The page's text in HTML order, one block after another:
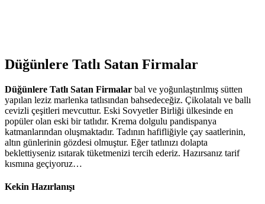
Düğünlere Tatlı Satan Firmalar
Düğünlere Tatlı Satan Firmalar bal ve yoğunlaştırılmış sütten
yapılan leziz marlenka tatlısından bahsedeceğiz. Çikolatalı ve ballı
cevizli çeşitleri mevcuttur. Eski Sovyetler Birliği ülkesinde en
popüler olan eski bir tatlıdır. Krema dolgulu pandispanya
katmanlarından oluşmaktadır. Tadının hafifliğiyle çay saatlerinin,
altın günlerinin gözdesi olmuştur. Eğer tatlınızı dolapta
beklettiyseniz ısıtarak tüketmenizi tercih ederiz. Hazırsanız tarif
kısmına geçiyoruz…
Kekin Hazırlanışı